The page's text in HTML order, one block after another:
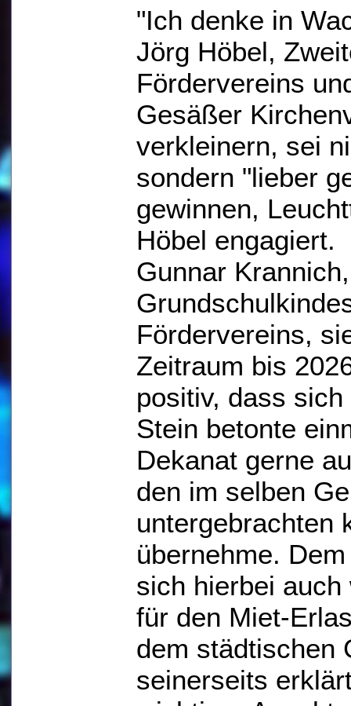
"Ich denke in
Jörg Höbel,
Fördervereins
Gesäßer
verkleinern, sei
sondern "lieber
gewinnen,
Höbel engagiert.
Gunnar
Fördervereins,
Zeitraum bis
positiv, dass
Stein betonte
Dekanat gerne
den im selben
untergebrachten
übernehme.
sich hierbei
für den Miet-
dem städtischen
seinerseits